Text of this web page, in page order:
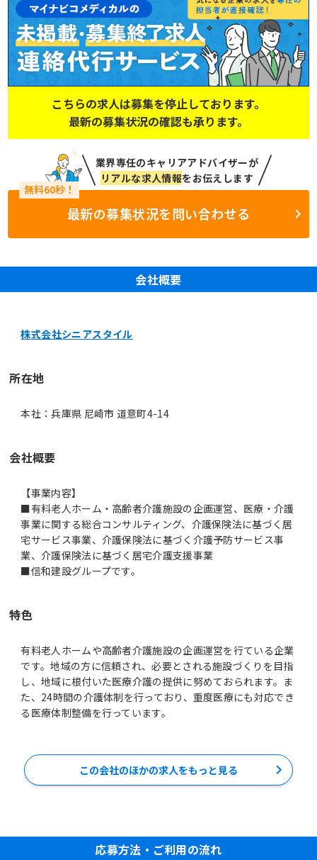
こちらの求人は募集を停止しております。
最新の募集状況の確認も承ります。
業界専任のキャリアアドバイザーが
リアルな求人情報をお伝えします
最新の募集状況を問い合わせる
会社概要
株式会社シニアスタイル
所在地
本社：兵庫県 尼崎市 道意町4-14
会社概要
【事業内容】
■有料老人ホーム・高齢者介護施設の企画運営、医療・介護
事業に関する総合コンサルティング、介護保険法に基づく居
宅サービス事業、介護保険法に基づく介護予防サービス事
業、介護保険法に基づく居宅介護支援事業
■信和建設グループです。
特色
有料老人ホームや高齢者介護施設の企画運営を行ている企業
です。地域の方に信頼され、必要とされる施設づくりを目指
し、地域に根付いた医療介護の提供に努めておられます。ま
た、24時間の介護体制を行っており、重度医療にも対応でき
る医療体制整備を行っています。
この会社のほかの求人をもっと見る
応募方法・ご利用の流れ